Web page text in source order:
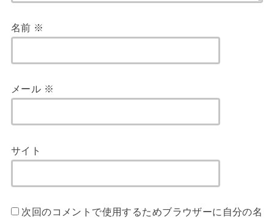
名前 ※
メール ※
サイト
次回のコメントで使用するためブラウザーに自分の名